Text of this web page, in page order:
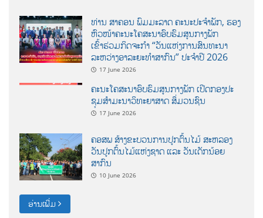
ທ່ານ ສາຄອນ ພົມມະລາດ ຄະນະປະຈໍາພັກ, ຮອງ
ຫົວໜ້າຄະນະໂຄສະນາອົບຮົມສູນກາງພັກ
ເຂົ້າຮ່ວມກິດຈະກຳ “ວັນແຫ່ງການສົນທະນາ
ລະຫວ່າງອາລະຍະທຳສາກົນ” ປະຈຳປີ 2026
17 June 2026
ຄະນະໂຄສະນາອົບຮົມສູນກາງພັກ ເປີດກອງປະ
ຊຸມສຳມະນາວິທະຍາສາດ ສຶ່ມວນຊົນ
17 June 2026
ຄອສພ ສ້າງຂະບວນການປູກຕົ້ນໄມ້ ສະຫລອງ
ວັນປູກຕົ້ນໄມ້ແຫ່ງຊາດ ແລະ ວັນເດັກນ້ອຍ
ສາກົນ
10 June 2026
ອ່ານເພີ່ມ